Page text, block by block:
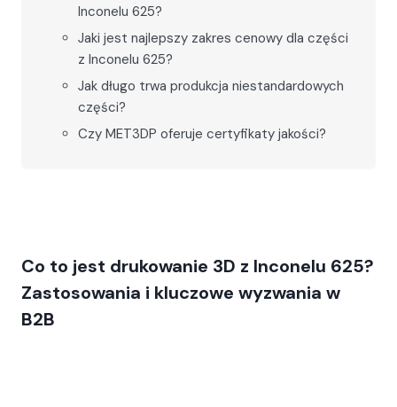
Inconelu 625?
Jaki jest najlepszy zakres cenowy dla części
z Inconelu 625?
Jak długo trwa produkcja niestandardowych
części?
Czy MET3DP oferuje certyfikaty jakości?
Co to jest drukowanie 3D z Inconelu 625?
Zastosowania i kluczowe wyzwania w
B2B